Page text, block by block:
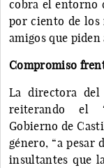
cobra el entorno
por ciento de los
amigos que
Compromiso
La directora
reiterando el
Gobierno de
género, “a pesar
insultantes que